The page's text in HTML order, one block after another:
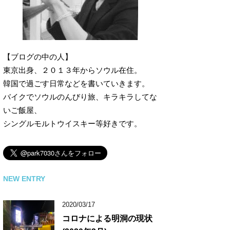
【ブログの中の人】
東京出身、２０１３年からソウル在住。
韓国で過ごす日常などを書いていきます。
バイクでソウルのんびり旅、キラキラしてな
いご飯屋、
シングルモルトウイスキー等好きです。
NEW ENTRY
2020/03/17
コロナによる明洞の現状